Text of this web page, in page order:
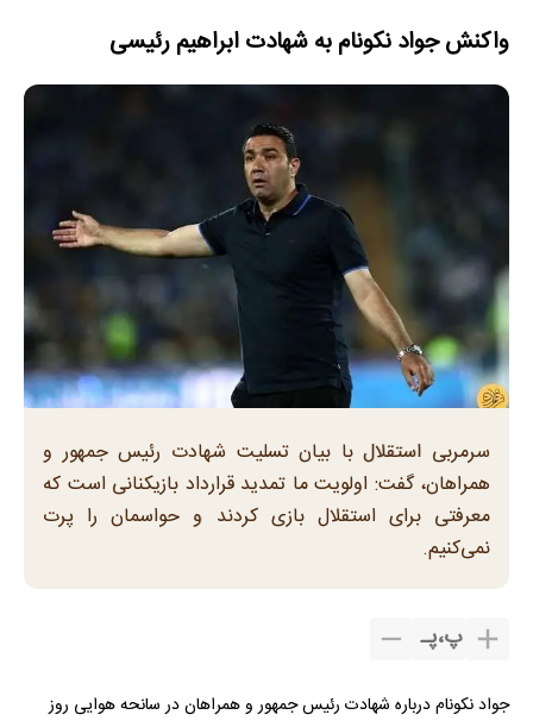
واکنش جواد نکونام به شهادت ابراهیم رئیسی
سرمربی استقلال با بیان تسلیت شهادت رئیس جمهور و
همراهان، گفت: اولویت ما تمدید قرارداد بازیکنانی است که
معرفتی برای استقلال بازی کردند و حواسمان را پرت
نمی‌کنیم.
پ،پـ
جواد نکونام درباره شهادت رئیس جمهور و همراهان در سانحه هوایی روز